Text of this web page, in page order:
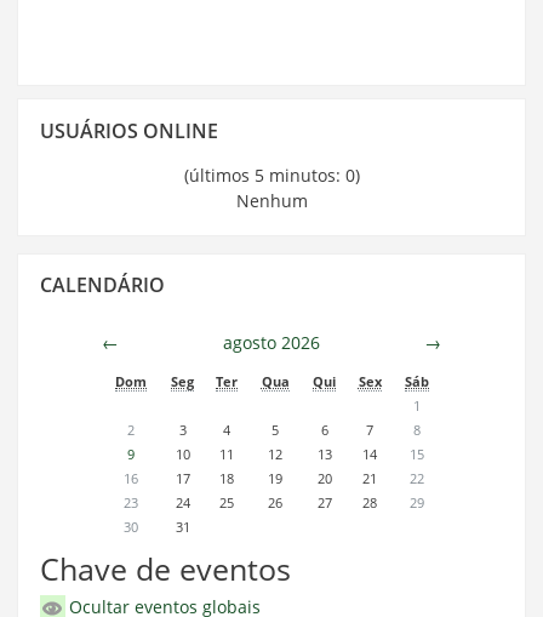
Usuários
USUÁRIOS ONLINE
(últimos 5 minutos: 0)
Nenhum
Calendário
CALENDÁRIO
← agosto 2026 →
Dom Seg Ter Qua Qui Sex
Sáb
1
2
3 4 5 6 7
8
9
10 11 12 13 14
15
16
17 18 19 20 21
22
23
24 25 26 27 28
29
30
31
Chave de eventos
Ocultar eventos globais